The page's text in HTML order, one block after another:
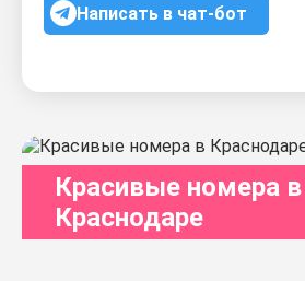
Написать в чат-бот
Красивые номера в
Краснодаре